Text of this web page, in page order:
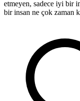
etmeyen, sadece iyi bir
bir insan ne çok zaman